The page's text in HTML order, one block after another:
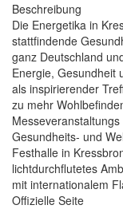
Beschreibung
Die Energetika in
stattfindende
ganz Deutschland
Energie, Gesundheit
als inspirierender
zu mehr
Gesundheits- und
Festhalle in
lichtdurchflutetes
mit internationalem
Offizielle Seite